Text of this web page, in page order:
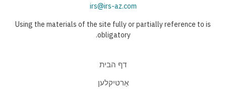
irs@irs-az.com
Using the materials of the site fully or partially reference to is
obligatory.
דף הבית
אַרטיקלען